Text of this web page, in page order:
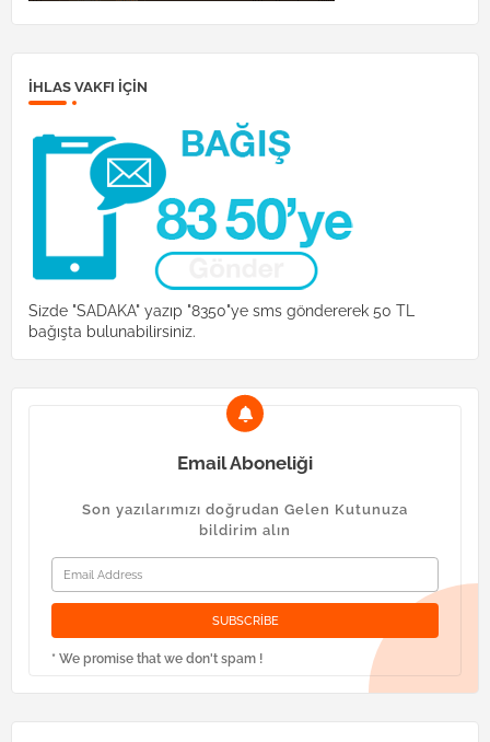
İHLAS VAKFI IÇIN
Sizde "SADAKA" yazıp "8350"ye sms göndererek 50 TL
bağışta bulunabilirsiniz.
Email Aboneliği
Son yazılarımızı doğrudan Gelen Kutunuza
bildirim alın
* We promise that we don't spam !